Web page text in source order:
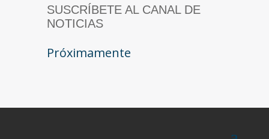
SUSCRÍBETE AL CANAL DE
NOTICIAS
Próximamente